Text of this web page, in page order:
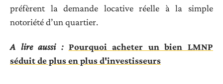
préfèrent la demande locative réelle à la simple
notoriété d’un quartier.
A lire aussi : Pourquoi acheter un bien LMNP
séduit de plus en plus d'investisseurs